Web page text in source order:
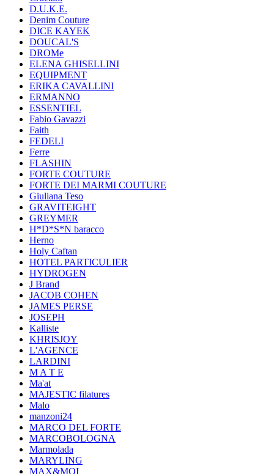
D.U.K.E.
Denim Couture
DICE KAYEK
DOUCAL'S
DROMe
ELENA GHISELLINI
EQUIPMENT
ERIKA CAVALLINI
ERMANNO
ESSENTIEL
Fabio Gavazzi
Faith
FEDELI
Ferre
FLASHIN
FORTE COUTURE
FORTE DEI MARMI COUTURE
Giuliana Teso
GRAVITEIGHT
GREYMER
H*D*S*N baracco
Herno
Holy Caftan
HOTEL PARTICULIER
HYDROGEN
J Brand
JACOB COHEN
JAMES PERSE
JOSEPH
Kalliste
KHRISJOY
L'AGENCE
LARDINI
M A T E
Ma'at
MAJESTIC filatures
Malo
manzoni24
MARCO DEL FORTE
MARCOBOLOGNA
Marmolada
MARYLING
MAX&MOI